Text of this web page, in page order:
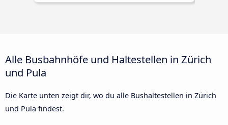
Alle Busbahnhöfe und Haltestellen in Zürich
und Pula
Die Karte unten zeigt dir, wo du alle Bushaltestellen in Zürich
und Pula findest.